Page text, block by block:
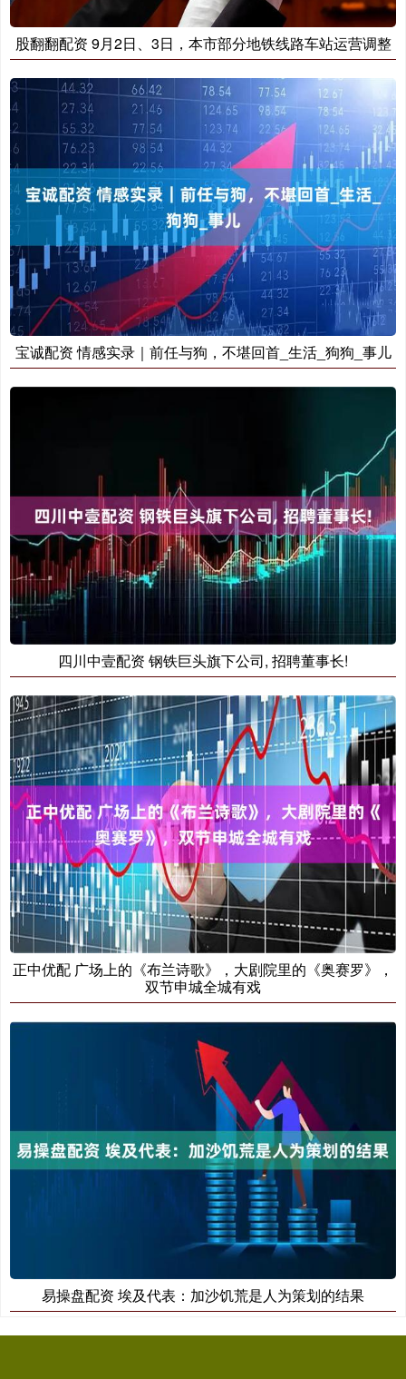
股翻翻配资 9月2日、3日，本市部分地铁线路车站运营调整
宝诚配资 情感实录｜前任与狗，不堪回首_生活_狗狗_事儿
四川中壹配资 钢铁巨头旗下公司, 招聘董事长!
正中优配 广场上的《布兰诗歌》，大剧院里的《奥赛罗》，
双节申城全城有戏
易操盘配资 埃及代表：加沙饥荒是人为策划的结果